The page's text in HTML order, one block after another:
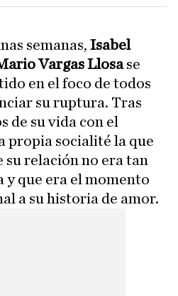
semanas,Isabel
Vargas Llosase
en el foco de todos
su ruptura. Tras
de su vida con el
propia socialité la que
su relación no era tan
que era el momento
a su historia de amor.